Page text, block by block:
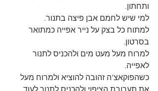
ותחתון.
למי שיש לחמם אבן פיצה בתנור.
למתוח כל בצק על נייר אפייה כמתואר
בסרטון.
למרוח מעל מעט מים ולהכניס לתנור
לאפייה.
כשהפוקאצ'ה זהובה להוציא ולמרוח מעל